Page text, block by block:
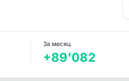
За месяц
+89'082